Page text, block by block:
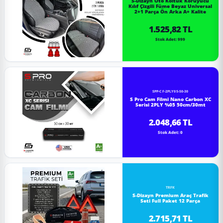
Kılıf Çizgili Füme Beyaz Universal
2+1 Parça Ön Arka A+ Kalite
1.525,82 TL
Stok Adet: 999
SPP-CF-2PLY05-50-30
S Pro Cam Filmi Nano Carbon XC
Serisi 2PLY %05 50cm/30mt
2.048,66 TL
Stok Adet: 0
TRFK
S-Dizayn Premium Araç Trafik
Seti Full Paket 12 Parça
2.715,71 TL